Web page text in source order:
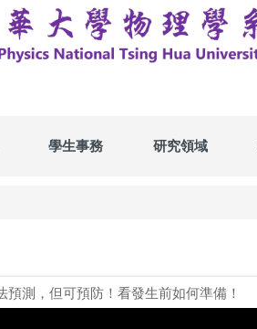
學生事務 研究領域
測，但可預防！看發生前如何準備！